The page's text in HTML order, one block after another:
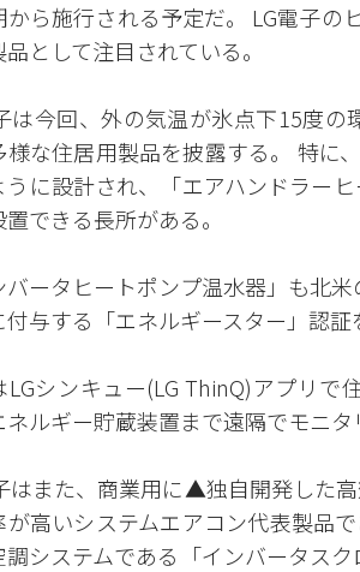
から施行される予定だ。 LG電子の
として注目されている。
は今回、外の気温が氷点下15度
様な住居用製品を披露する。 特に
うに設計され、「エアハンドラー
できる長所がある。
バータヒートポンプ温水器」も北
付与する「エネルギースター」認
LGシンキュー(LG ThinQ)アプリ
ネルギー貯蔵装置まで遠隔でモニタ
はまた、商業用に▲独自開発した
が高いシステムエアコン代表製品
調システムである「インバータス